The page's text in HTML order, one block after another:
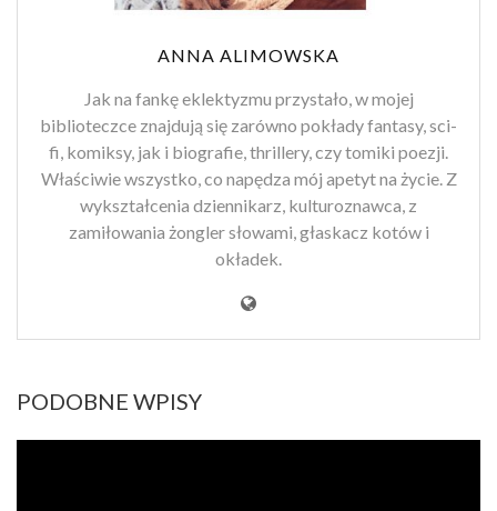
ANNA ALIMOWSKA
Jak na fankę eklektyzmu przystało, w mojej
biblioteczce znajdują się zarówno pokłady fantasy, sci-
fi, komiksy, jak i biografie, thrillery, czy tomiki poezji.
Właściwie wszystko, co napędza mój apetyt na życie. Z
wykształcenia dziennikarz, kulturoznawca, z
zamiłowania żongler słowami, głaskacz kotów i
okładek.
PODOBNE WPISY